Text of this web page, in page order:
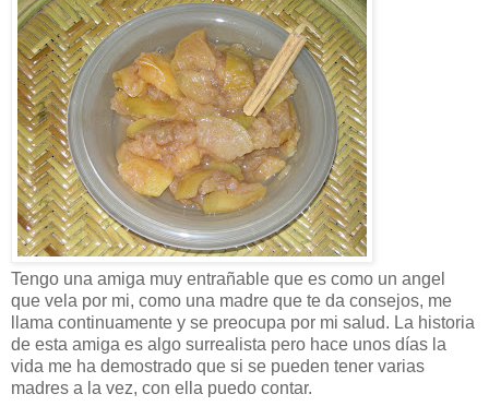
Tengo una amiga muy entrañable que es como un angel
que vela por mi, como una madre que te da consejos, me
llama continuamente y se preocupa por mi salud. La historia
de esta amiga es algo surrealista pero hace unos días la
vida me ha demostrado que si se pueden tener varias
madres a la vez, con ella puedo contar.